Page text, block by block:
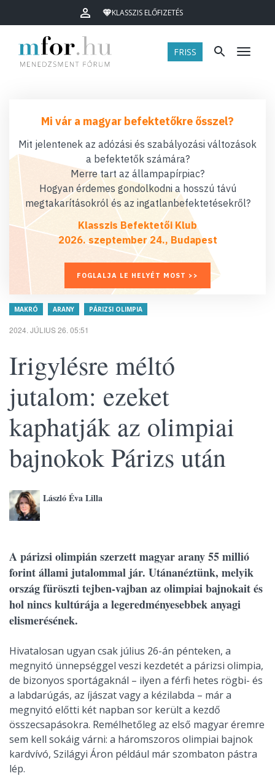
KLASSZIS ELŐFIZETÉS
FRISS Menü
Mi vár a magyar befektetőkre ősszel?
Mit jelentenek az adózási és szabályozási változások
a befektetők számára?
Merre tart az állampapírpiac?
Hogyan érdemes gondolkodni a hosszú távú
megtakarításokról és az ingatlanbefektetésekről?
Klasszis Befektetői Klub
2026. szeptember 24., Budapest
FOGLALJA LE HELYÉT MOST >>
MAKRÓ ARANY PÁRIZSI OLIMPIA
2024. JÚLIUS 26. 05:51
Irigylésre méltó
jutalom: ezeket
kaphatják az olimpiai
bajnokok Párizs után
László Éva Lilla
A párizsi olimpián szerzett magyar arany 55 millió
forint állami jutalommal jár. Utánanéztünk, melyik
ország füröszti tejben-vajban az olimpiai bajnokait és
hol nincs kultúrája a legeredményesebbek anyagi
elismerésének.
Hivatalosan ugyan csak július 26-án pénteken, a
megnyitó ünnepséggel veszi kezdetét a párizsi olimpia,
de bizonyos sportágaknál – ilyen a férfi hetes rögbi- és
a labdarúgás, az íjászat vagy a kézilabda – már a
megnyitó előtti két napban sor került a kezdő
összecsapásokra. Remélhetőleg az első magyar éremre
sem kell sokáig várni: a háromszoros olimpiai bajnok
kardvívó, Szilágyi Áron például már szombaton pástra
lép.